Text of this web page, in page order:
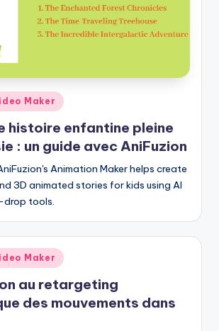
Maker
histoire enfantine pleine
: un guide avec AniFuzion
Animation Maker helps create
3D animated stories for kids using AI
tools.
Maker
au retargeting
des mouvements dans